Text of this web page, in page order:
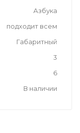
Азбука
подходит всем
Габаритный
3
6
В наличии